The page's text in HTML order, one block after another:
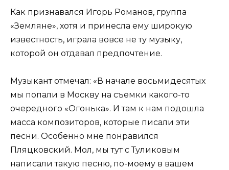
Как признавался Игорь Романов, группа
«Земляне», хотя и принесла ему широкую
известность, играла вовсе не ту музыку,
которой он отдавал предпочтение.
Музыкант отмечал: «В начале восьмидесятых
мы попали в Москву на съемки какого-то
очередного «Огонька». И там к нам подошла
масса композиторов, которые писали эти
песни. Особенно мне понравился
Пляцковский. Мол, мы тут с Туликовым
написали такую песню, по-моему в вашем